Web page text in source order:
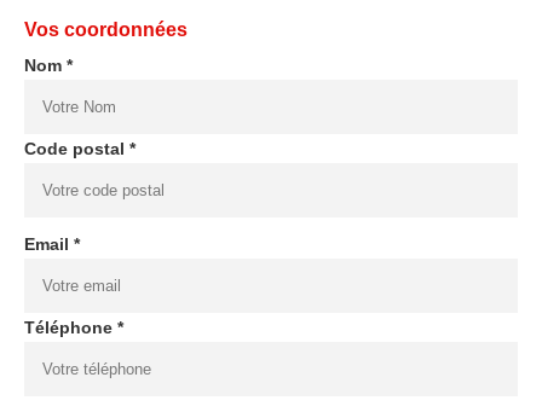
Vos coordonnées
Nom *
Code postal *
Email *
Téléphone *